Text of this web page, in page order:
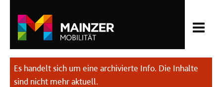
Es handelt sich um eine archivierte Info. Die Inhalte
sind nicht mehr aktuell.